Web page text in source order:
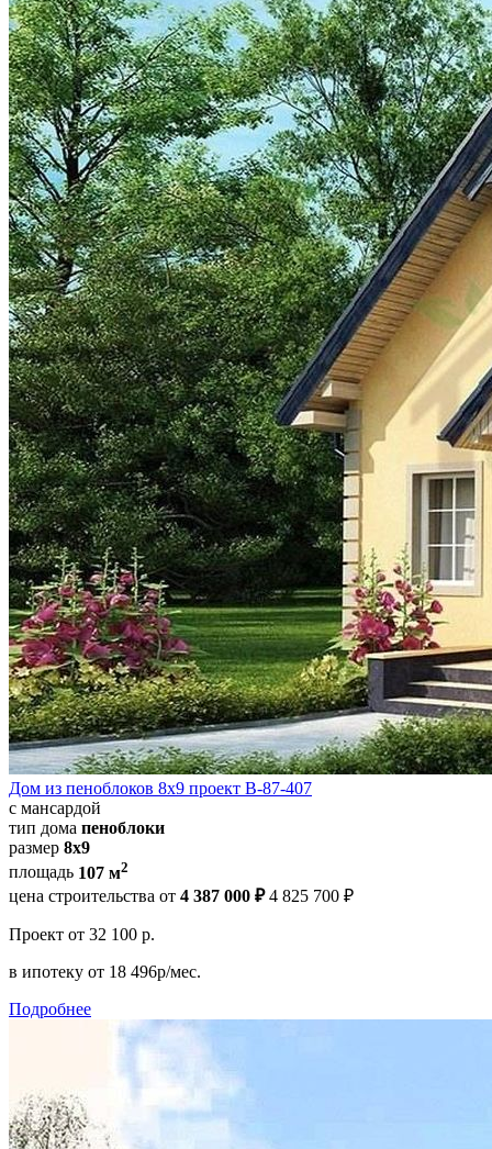
Дом из пеноблоков 8х9 проект В-87-407
с мансардой
тип дома пеноблоки
размер 8х9
площадь 107 м2
цена строительства от 4 387 000 ₽ 4 825 700 ₽
Проект от 32 100 р.
в ипотеку от 18 496р/мес.
Подробнее